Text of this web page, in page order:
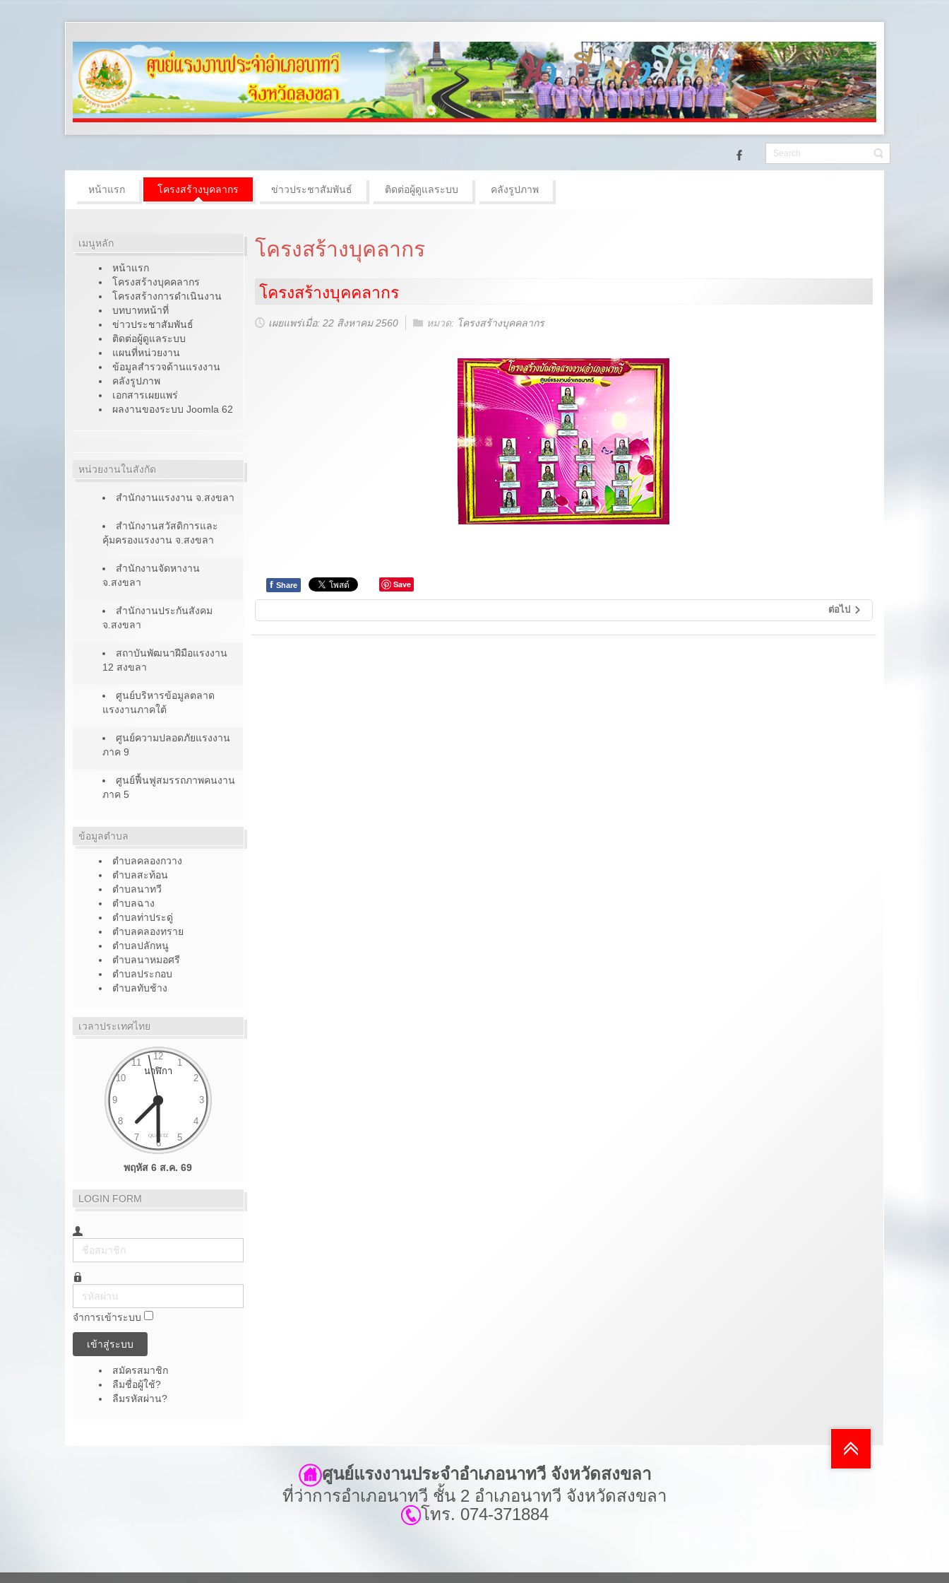
หน้าแรก โครงสร้างบุคลากร ข่าวประชาสัมพันธ์ ติดต่อผู้ดูแลระบบ คลังรูปภาพ
เมนูหลัก
หน้าแรก
โครงสร้างบุคคลากร
โครงสร้างการดำเนินงาน
บทบาทหน้าที่
ข่าวประชาสัมพันธ์
ติดต่อผู้ดูแลระบบ
แผนที่หน่วยงาน
ข้อมูลสำรวจด้านแรงงาน
คลังรูปภาพ
เอกสารเผยแพร่
ผลงานของระบบ Joomla 62
หน่วยงานในสังกัด
สำนักงานแรงงาน จ.สงขลา
สำนักงานสวัสดิการและ
คุ้มครองแรงงาน จ.สงขลา
สำนักงานจัดหางาน
จ.สงขลา
สำนักงานประกันสังคม
จ.สงขลา
สถาบันพัฒนาฝีมือแรงงาน
12 สงขลา
ศูนย์บริหารข้อมูลตลาด
แรงงานภาคใต้
ศูนย์ความปลอดภัยแรงงาน
ภาค 9
ศูนย์ฟื้นฟูสมรรถภาพคนงาน
ภาค 5
ข้อมูลตำบล
ตำบลคลองกวาง
ตำบลสะท้อน
ตำบลนาทวี
ตำบลฉาง
ตำบลท่าประดู่
ตำบลคลองทราย
ตำบลปลักหนู
ตำบลนาหมอศรี
ตำบลประกอบ
ตำบลทับช้าง
เวลาประเทศไทย
พฤหัส 6 ส.ค. 69
LOGIN FORM
ชื่อ
สมาชิก
รหัส
ผ่าน
จำการเข้าระบบ
เข้าสู่ระบบ
สมัครสมาชิก
ลืมชื่อผู้ใช้?
ลืมรหัสผ่าน?
โครงสร้างบุคลากร
โครงสร้างบุคคลากร
เผยแพร่เมื่อ: 22 สิงหาคม 2560 หมวด: โครงสร้างบุคคลากร
f Share Save
ต่อไป
ศูนย์แรงงานประจำอำเภอนาทวี จังหวัดสงขลา
ที่ว่าการอำเภอนาทวี ชั้น 2 อำเภอนาทวี จังหวัดสงขลา
โทร. 074-371884